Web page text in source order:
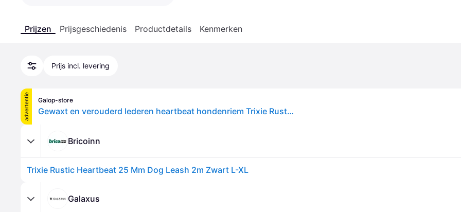
Prijzen Prijsgeschiedenis Productdetails Kenmerken
Prijs incl. levering
advertentie Galop-store
Gewaxt en verouderd lederen heartbeat hondenriem Trixie Rustic - Marron
Bricoinn
Trixie Rustic Heartbeat 25 Mm Dog Leash 2m Zwart L-XL
Galaxus